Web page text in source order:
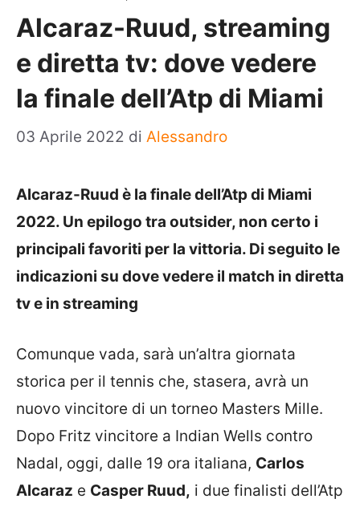
Alcaraz-Ruud, streaming
e diretta tv: dove vedere
la finale dell’Atp di Miami
03 Aprile 2022 di Alessandro
Alcaraz-Ruud è la finale dell’Atp di Miami
2022. Un epilogo tra outsider, non certo i
principali favoriti per la vittoria. Di seguito le
indicazioni su dove vedere il match in diretta
tv e in streaming
Comunque vada, sarà un’altra giornata
storica per il tennis che, stasera, avrà un
nuovo vincitore di un torneo Masters Mille.
Dopo Fritz vincitore a Indian Wells contro
Nadal, oggi, dalle 19 ora italiana, Carlos
Alcaraz e Casper Ruud, i due finalisti dell’Atp